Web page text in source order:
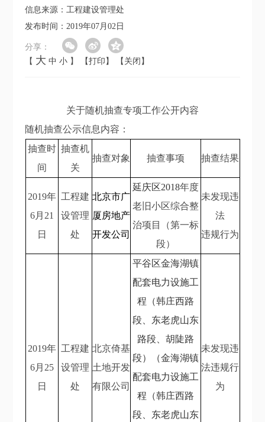
信息来源：工程建设管理处
发布时间：2019年07月02日
分享：
【 大 中 小 】 【打印】 【关闭】
关于随机抽查专项工作公开内容
随机抽查公示信息内容：
抽查时
间
抽查机
关
抽查对象 抽查事项 抽查结果
2019年
6月21
日
工程建
设管理
处
北京市广
厦房地产
开发公司
延庆区2018年度
老旧小区综合整
治项目（第一标
段）
未发现违
法
违规行为
2019年
6月25
日
工程建
设管理
处
北京倚基
土地开发
有限公司
平谷区金海湖镇
配套电力设施工
程（韩庄西路
段、东老虎山东
路段、胡陡路
段）（金海湖镇
配套电力设施工
程（韩庄西路
段、东老虎山东
未发现违
法违规行
为